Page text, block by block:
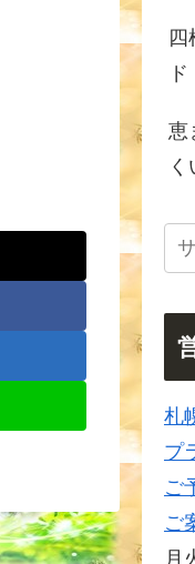
恵
札
プ
ご
ご
月